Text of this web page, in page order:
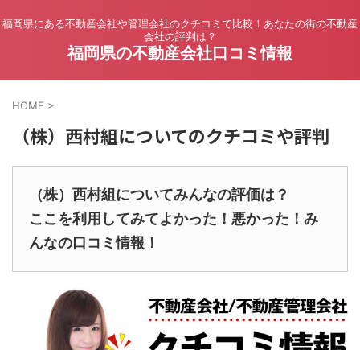
福岡県にある不動産会社や管理会社のクチコミで比較！あなたの街の不動産
会社の評判は？
福岡県の不動産会社口コミ情報
HOME >
（株）西村組についてのクチコミや評判
（株）西村組についてみんなの評価は？
ここを利用してみてよかった！悪かった！み
んなの口コミ情報！